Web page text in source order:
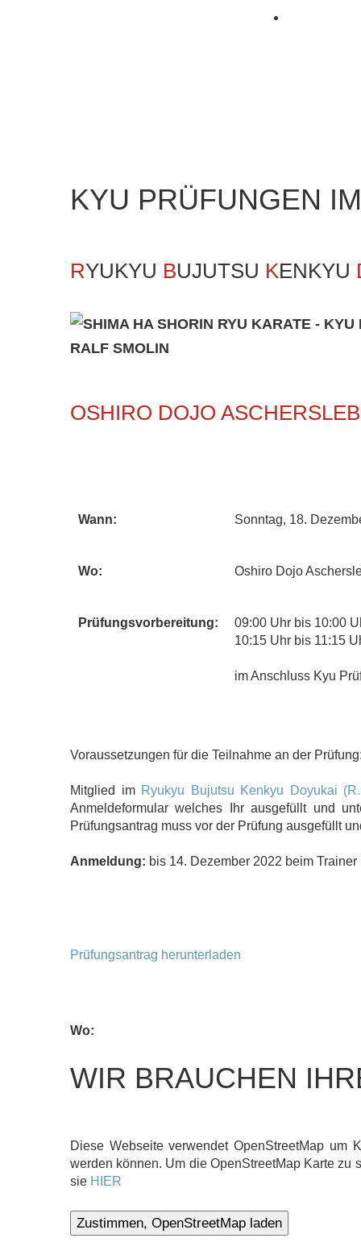
KYU PRÜFUNGEN IM
RYUKYU BUJUTSU KENKYU
OSHIRO DOJO
Wann: Sonntag, 18.
Wo: Oshiro Dojo
Prüfungsvorbereitung:
09:00 Uhr bis 10:00
10:15 Uhr bis 11:15
im Anschluss Kyu
Voraussetzungen für die Teilnahme an der Prüfung:
Mitglied im Ryukyu Bujutsu Kenkyu Doyukai
Anmeldeformular welches Ihr ausgefüllt und
Prüfungsantrag muss vor der Prüfung ausgefüllt
Anmeldung: bis 14. Dezember 2022 beim Trainer
Prüfungsantrag herunterladen
Wo:
WIR BRAUCHEN
Diese Webseite verwendet OpenStreetMap um
werden können. Um die OpenStreetMap Karte zu
sie HIER